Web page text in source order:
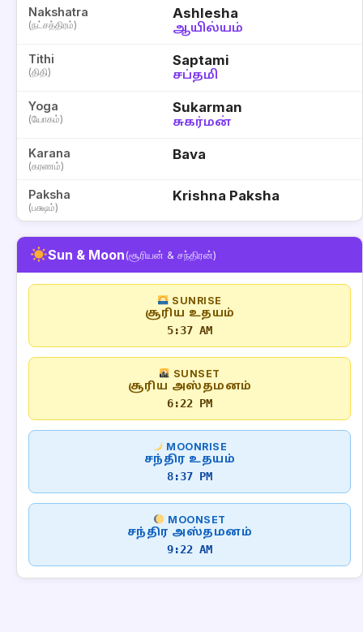
Nakshatra
(நட்சத்திரம்)
Ashlesha
ஆயில்யம்
Tithi
(திதி)
Saptami
சப்தமி
Yoga
(யோகம்)
Sukarman
சுகர்மன்
Karana
(கரணம்)
Bava
Paksha
(பக்ஷம்)
Krishna Paksha
Sun & Moon(சூரியன் & சந்திரன்)
SUNRISE
சூரிய உதயம்
5:37 AM
SUNSET
சூரிய அஸ்தமனம்
6:22 PM
MOONRISE
சந்திர உதயம்
8:37 PM
MOONSET
சந்திர அஸ்தமனம்
9:22 AM